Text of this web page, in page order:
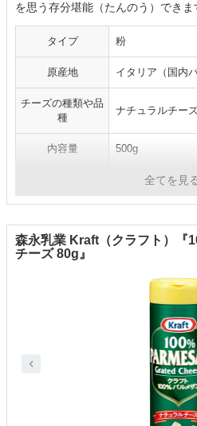
を思う存分堪能（たんのう）できま
タイプ 粉
原産地 イタリア（国内
チーズの種類や品
種
ナチュラルチー
内容量 500g
生乳、食塩全てを見
森永乳業 Kraft（クラフト）『
チーズ 80g』